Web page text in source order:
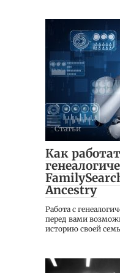
Статьи
Как
Ancestry
Работа с
перед вами
историю своей